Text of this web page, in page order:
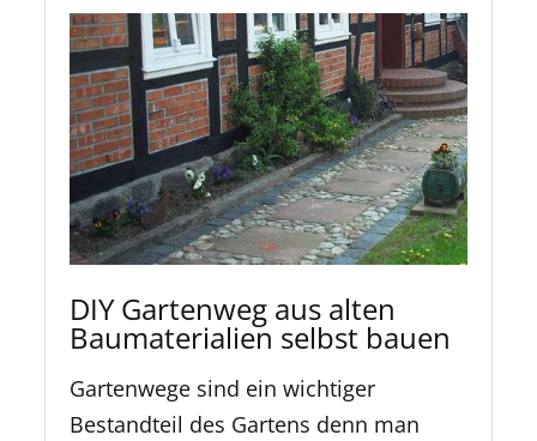
DIY Gartenweg aus alten
Baumaterialien selbst bauen
Gartenwege sind ein wichtiger
Bestandteil des Gartens denn man